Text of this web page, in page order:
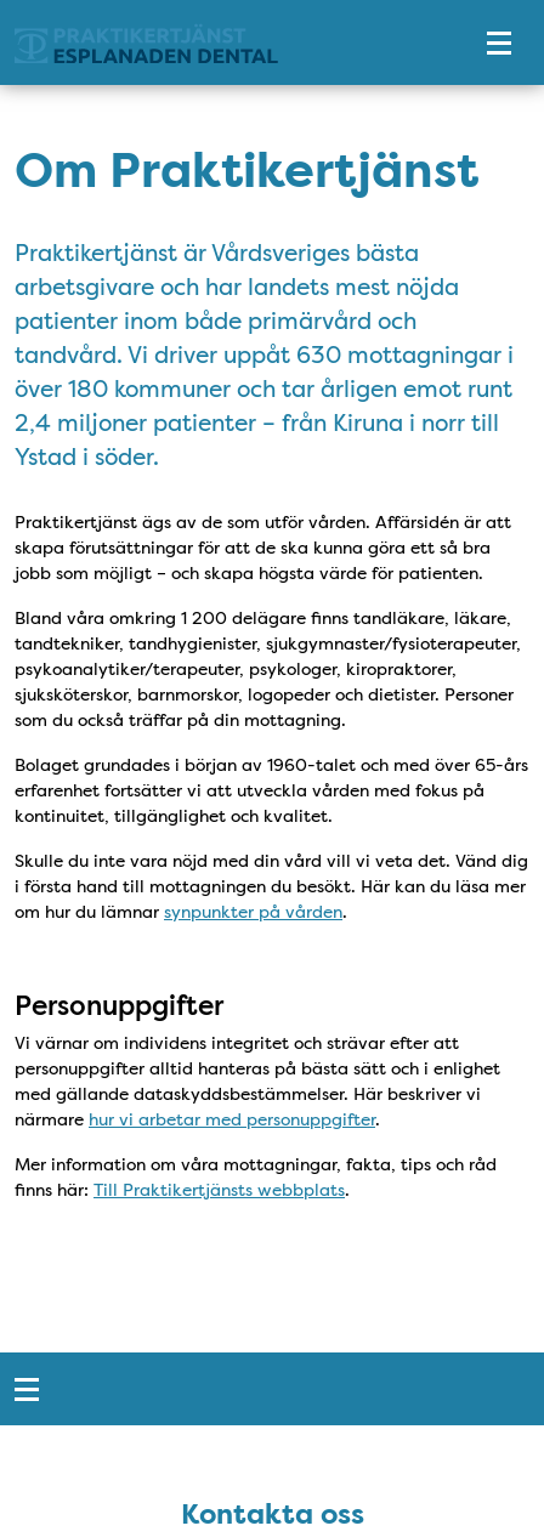
Om Praktikertjänst
Praktikertjänst är Vårdsveriges bästa
arbetsgivare och har landets mest nöjda
patienter inom både primärvård och
tandvård. Vi driver uppåt 630 mottagningar i
över 180 kommuner och tar årligen emot runt
2,4 miljoner patienter – från Kiruna i norr till
Ystad i söder.
Praktikertjänst ägs av de som utför vården. Affärsidén är att
skapa förutsättningar för att de ska kunna göra ett så bra
jobb som möjligt – och skapa högsta värde för patienten.
Bland våra omkring 1 200 delägare finns tandläkare, läkare,
tandtekniker, tandhygienister, sjukgymnaster/fysioterapeuter,
psykoanalytiker/terapeuter, psykologer, kiropraktorer,
sjuksköterskor, barnmorskor, logopeder och dietister. Personer
som du också träffar på din mottagning.
Bolaget grundades i början av 1960-talet och med över 65-års
erfarenhet fortsätter vi att utveckla vården med fokus på
kontinuitet, tillgänglighet och kvalitet.
Skulle du inte vara nöjd med din vård vill vi veta det. Vänd dig
i första hand till mottagningen du besökt. Här kan du läsa mer
om hur du lämnar synpunkter på vården.
Personuppgifter
Vi värnar om individens integritet och strävar efter att
personuppgifter alltid hanteras på bästa sätt och i enlighet
med gällande dataskyddsbestämmelser. Här beskriver vi
närmare hur vi arbetar med personuppgifter.
Mer information om våra mottagningar, fakta, tips och råd
finns här: Till Praktikertjänsts webbplats.
Snabblänkar
Kontakta ossKontakta oss